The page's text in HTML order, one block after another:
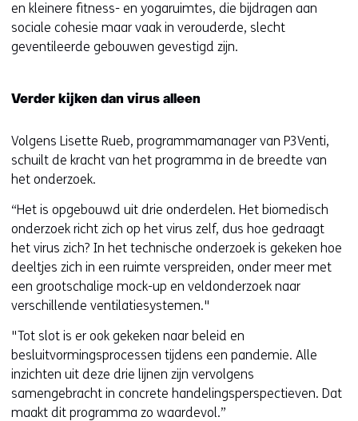
en kleinere fitness- en yogaruimtes, die bijdragen aan
sociale cohesie maar vaak in verouderde, slecht
geventileerde gebouwen gevestigd zijn.
Verder kijken dan virus alleen
Volgens Lisette Rueb, programmamanager van P3Venti,
schuilt de kracht van het programma in de breedte van
het onderzoek.
“Het is opgebouwd uit drie onderdelen. Het biomedisch
onderzoek richt zich op het virus zelf, dus hoe gedraagt
het virus zich? In het technische onderzoek is gekeken hoe
deeltjes zich in een ruimte verspreiden, onder meer met
een grootschalige mock-up en veldonderzoek naar
verschillende ventilatiesystemen."
"Tot slot is er ook gekeken naar beleid en
besluitvormingsprocessen tijdens een pandemie. Alle
inzichten uit deze drie lijnen zijn vervolgens
samengebracht in concrete handelingsperspectieven. Dat
maakt dit programma zo waardevol.”